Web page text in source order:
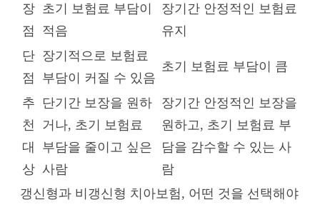
장
점
초기 보험료 부담이
적음
장기간 안정적인 보험료
유지
단
점
장기적으로 보험료
부담이 커질 수 있음
초기 보험료 부담이 큼
추
천
대
상
단기간 보장을 원하
거나, 초기 보험료
부담을 줄이고 싶은
사람
장기간 안정적인 보장을
원하고, 초기 보험료 부
담을 감수할 수 있는 사
람
갱신형과 비갱신형 치아보험, 어떤 것을 선택해야